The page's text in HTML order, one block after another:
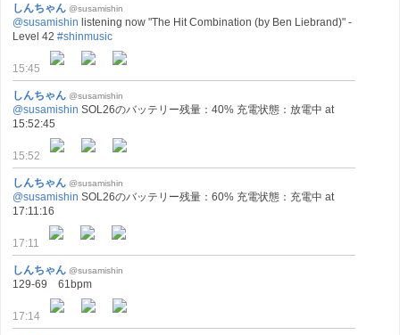
しんちゃん @susamishin
@susamishin listening now "The Hit Combination (by Ben Liebrand)" -
Level 42 #shinmusic
15:45
しんちゃん @susamishin
@susamishin SOL26のバッテリー残量：40% 充電状態：放電中 at
15:52:45
15:52
しんちゃん @susamishin
@susamishin SOL26のバッテリー残量：60% 充電状態：充電中 at
17:11:16
17:11
しんちゃん @susamishin
129-69 61bpm
17:14